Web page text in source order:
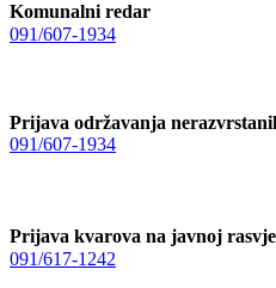
Komunalni redar
091/607-1934
Prijava održavanja
091/607-1934
Prijava kvarova na javnoj
091/617-1242